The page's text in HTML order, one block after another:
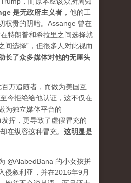
是无政府主义者 ，他的工
权贵的阴暗。Assange 曾在
特朗普和希拉里之间选择就
间选择”，但很多人对此视而
长了众多媒体对他的无厘头
万追随者，而做为美国互
今拒绝给他认证，这不仅在
为独立媒体平台的
挥，更导致了虚假冒充的
在纵容这种冒充。 这明显是
@AlabedBana 的小女孩拼
侵叙利亚，并在2016年9月